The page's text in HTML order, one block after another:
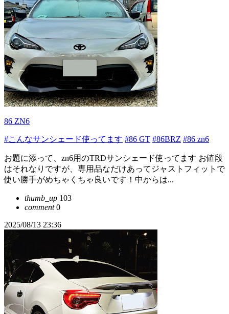
86 ZN6
#こんなサンシェード使ってます #86 GT #86BRZ #86 zn6
お題に添って、zn6用のTRDサンシェード使ってます お値段
はそれなりですが、専用品なだけあってジャストフィットで
使い勝手がめちゃくちゃ良いです！中からは...
thumb_up 103
comment0
2025/08/13 23:36